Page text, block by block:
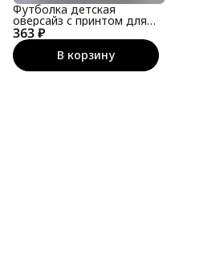
363 ₽
Футболка детская
оверсайз с принтом для
подростка
В корзину